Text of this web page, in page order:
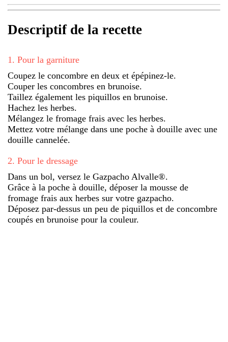
Descriptif de la recette
1 . Pour la garniture
Coupez le concombre en deux et épépinez-le.
Couper les concombres en brunoise.
Taillez également les piquillos en brunoise.
Hachez les herbes.
Mélangez le fromage frais avec les herbes.
Mettez votre mélange dans une poche à douille avec une
douille cannelée.
2. Pour le dressage
Dans un bol, versez le Gazpacho Alvalle®.
Grâce à la poche à douille, déposer la mousse de
fromage frais aux herbes sur votre gazpacho.
Déposez par-dessus un peu de piquillos et de concombre
coupés en brunoise pour la couleur.